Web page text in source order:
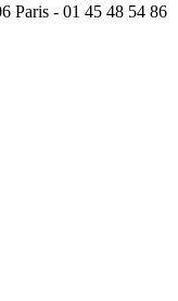
Paris - 01 45 48 54 86